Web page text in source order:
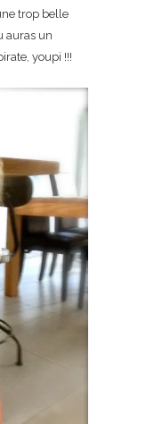
trop belle
auras un
youpi !!!